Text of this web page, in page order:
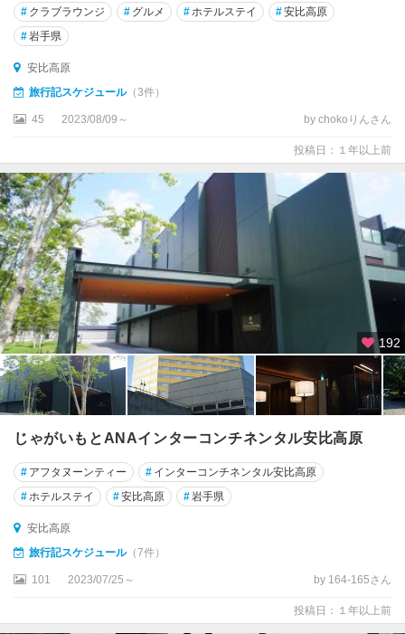
# クラブラウンジ # グルメ #ホテルステイ #安比高原
#岩手県
安比高原
旅行記スケジュール（3件）
45 2023/08/09～ by chokoりんさん
投稿日：１年以上前
192
じゃがいもとANAインターコンチネンタル安比高原
# アフタヌーンティー # インターコンチネンタル安比高原
#ホテルステイ #安比高原 #岩手県
安比高原
旅行記スケジュール（7件）
101 2023/07/25～ by 164-165さん
投稿日：１年以上前